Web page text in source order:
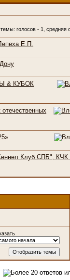
Е.П.
& КУБОК
Клуб СПБ", КЧК